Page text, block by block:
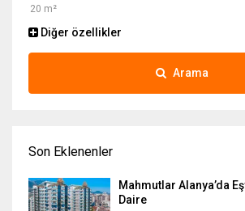
Diğer özellikler
Arama
Son Eklenenler
Mahmutlar Alanya’da
Daire